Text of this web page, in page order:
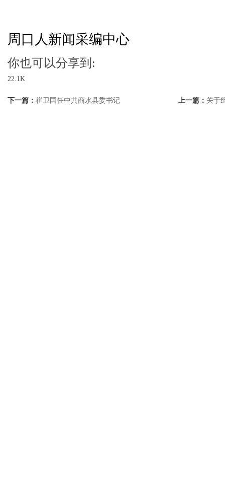
周口人新闻采编中心
你也可以分享到:
22.1K
下一篇： 崔卫国任中共商水县委书记 上一篇： 关于